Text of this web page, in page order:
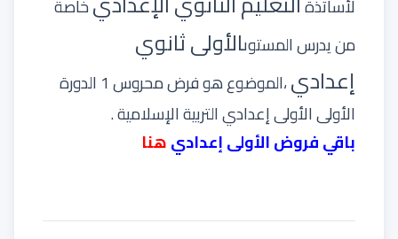
لأساتذة
خاصة
من يدرس المستوىالأولى ثانوي
إعدادي
،الموضوع هو فرض محروس 1 الدورة
الأولى الأولى إعدادي التربية الإسلامية .
باقي فروض الأولى إعداديهنا